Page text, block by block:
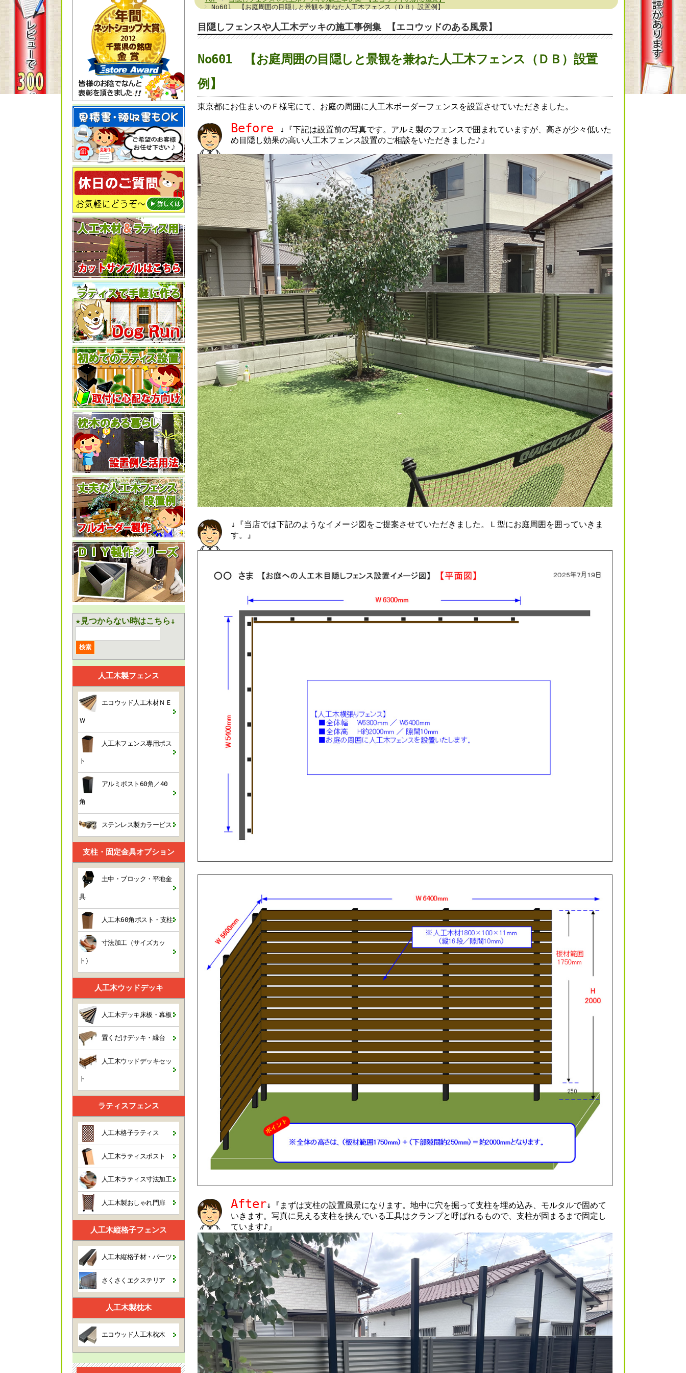
No601 【お庭周囲の目隠しと景観を兼ねた人工木フェンス（ＤＢ）設置例】
目隠しフェンスや人工木デッキの施工事例集 【エコウッドのある風景】
No601 【お庭周囲の目隠しと景観を兼ねた人工木フェンス（ＤＢ）設置
例】
東京都にお住まいのＦ様宅にて、お庭の周囲に人工木ボーダーフェンスを設置させていただきました。
Before
↓『下記は設置前の写真です。アルミ製のフェンスで囲まれていますが、高さが少々低いた
め目隠し効果の高い人工木フェンス設置のご相談をいただきました♪』
↓『当店では下記のようなイメージ図をご提案させていただきました。Ｌ型にお庭周囲を囲っていきま
す。』
After↓『まずは支柱の設置風景になります。地中に穴を掘って支柱を埋め込み、モルタルで固めて
いきます。写真に見える支柱を挟んでいる工具はクランプと呼ばれるもので、支柱が固まるまで固定し
ています♪』
★見つからない時はこちら↓
人工木製フェンス
エコウッド人工木材ＮＥ
Ｗ
人工木フェンス専用ポス
ト
アルミポスト60角／40
角
ステンレス製カラービス
支柱・固定金具オプション
土中・ブロック・平地金
具
人工木60角ポスト・支柱
寸法加工（サイズカッ
ト）
人工木ウッドデッキ
人工木デッキ床板・幕板
置くだけデッキ・縁台
人工木ウッドデッキセッ
ト
ラティスフェンス
人工木格子ラティス
人工木ラティスポスト
人工木ラティス寸法加工
人工木製おしゃれ門扉
人工木縦格子フェンス
人工木縦格子材・パーツ
さくさくエクステリア
人工木製枕木
エコウッド人工木枕木